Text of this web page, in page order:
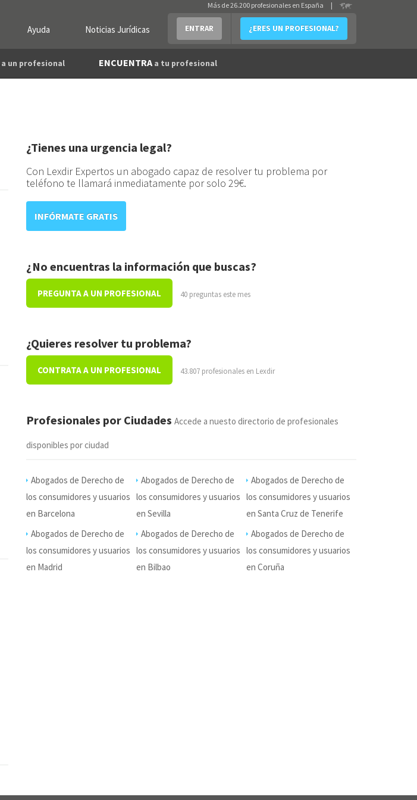
Ayuda Noticias Jurídicas ENTRAR ¿ERES UN PROFESIONAL?
Más de 26.200 profesionales en España |
a un profesional ENCUENTRA a tu profesional
¿Tienes una urgencia legal?
Con Lexdir Expertos un abogado capaz de resolver tu problema por
teléfono te llamará inmediatamente por solo 29€.
INFÓRMATE GRATIS
¿No encuentras la información que buscas?
PREGUNTA A UN PROFESIONAL 40 preguntas este mes
¿Quieres resolver tu problema?
CONTRATA A UN PROFESIONAL 43.807 profesionales en Lexdir
Profesionales por Ciudades Accede a nuesto directorio de profesionales
disponibles por ciudad
Abogados de Derecho de
los consumidores y usuarios
en Barcelona
Abogados de Derecho de
los consumidores y usuarios
en Sevilla
Abogados de Derecho de
los consumidores y usuarios
en Santa Cruz de Tenerife
Abogados de Derecho de
los consumidores y usuarios
en Madrid
Abogados de Derecho de
los consumidores y usuarios
en Bilbao
Abogados de Derecho de
los consumidores y usuarios
en Coruña